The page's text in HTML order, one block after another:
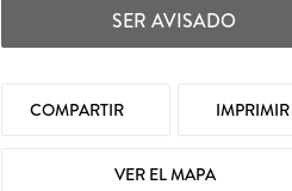
SER AVISADO
COMPARTIR IMPRIMIR
VER EL MAPA